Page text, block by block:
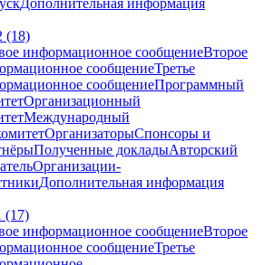
Дополнительная информация
(18)
информационное сообщениеВторое
сообщениеТретье
сообщениеПрограммный
Организационный
Международный
ОрганизаторыСпонсоры и
Полученные докладыАвторский
Организации-
Дополнительная информация
(17)
информационное сообщениеВторое
сообщениеТретье